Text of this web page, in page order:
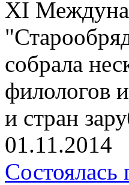
XI
собрала
филологов
и стран
01.11.2014